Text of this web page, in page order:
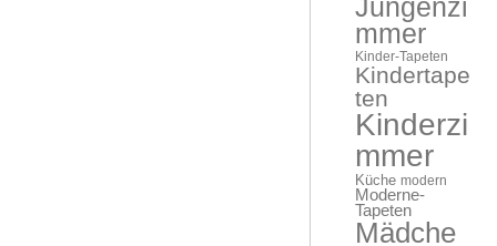
Jungenzi
mmer
Kinder-Tapeten
Kindertape
ten
Kinderzi
mmer
Küche modern
Moderne-
Tapeten
Mädche